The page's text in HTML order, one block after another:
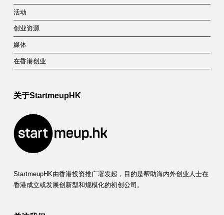
活动
创业资源
媒体
在香港创业
关于StartmeupHK
StartmeupHK由香港投资推广署发起，目的是帮助海内外创业人士在
香港成立或发展创新型和规模化的初创公司。